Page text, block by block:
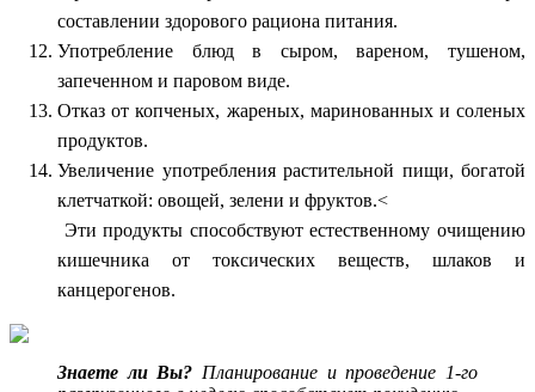
составлении здорового рациона питания.
Употребление блюд в сыром, вареном, тушеном,
запеченном и паровом виде.
Отказ от копченых, жареных, маринованных и соленых
продуктов.
Увеличение употребления растительной пищи, богатой
клетчаткой: овощей, зелени и фруктов.<
Эти продукты способствуют естественному очищению
кишечника от токсических веществ, шлаков и
канцерогенов.
Знаете ли Вы? Планирование и проведение 1-го